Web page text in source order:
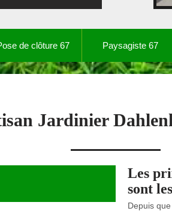
de clôture 67 Paysagiste 67
Jardinier
Les
sont
Depuis